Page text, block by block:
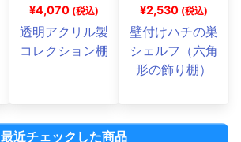
¥4,070 (税込)
透明アクリル製
コレクション棚
¥2,530 (税込)
壁付けハチの巣
シェルフ（六角
形の飾り棚）
最近チェックした商品